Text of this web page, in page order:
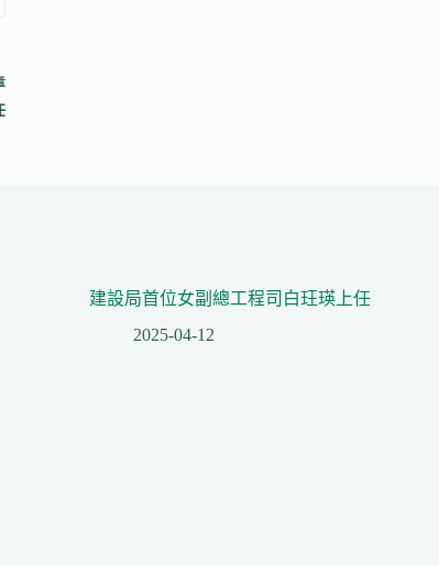
建設局首位女副總工程司白玨瑛上任
2025-04-12